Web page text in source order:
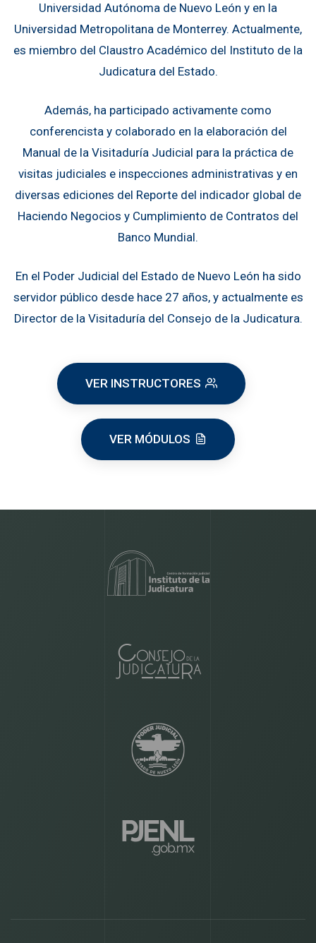
Universidad Autónoma de Nuevo León y en la
Universidad Metropolitana de Monterrey. Actualmente,
es miembro del Claustro Académico del Instituto de la
Judicatura del Estado.
Además, ha participado activamente como
conferencista y colaborado en la elaboración del
Manual de la Visitaduría Judicial para la práctica de
visitas judiciales e inspecciones administrativas y en
diversas ediciones del Reporte del indicador global de
Haciendo Negocios y Cumplimiento de Contratos del
Banco Mundial.
En el Poder Judicial del Estado de Nuevo León ha sido
servidor público desde hace 27 años, y actualmente es
Director de la Visitaduría del Consejo de la Judicatura.
VER INSTRUCTORES
VER MÓDULOS